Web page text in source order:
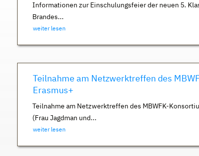
Informationen zur Einschulungsfeier der neuen 5.
Brandes...
weiter lesen
Teilnahme am Netzwerktreffen des
Erasmus+
Teilnahme am Netzwerktreffen des MBWFK-
(Frau Jagdman und...
weiter lesen